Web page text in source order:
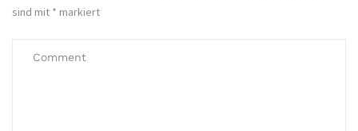
sind mit * markiert